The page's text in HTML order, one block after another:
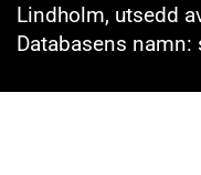
Lindholm, utsedd
Databasens namn: